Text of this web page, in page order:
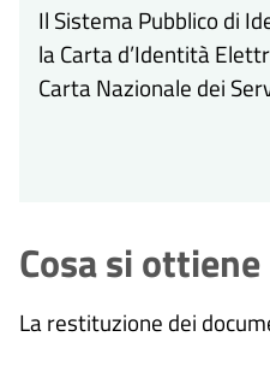
Il Sistema Pubblico di
la Carta d’Identità
Carta Nazionale dei
Cosa si ottiene
La restituzione dei